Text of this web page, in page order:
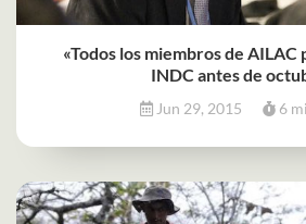
«Todos los miembros de AILAC
INDC antes de
Jun 29, 2015 6